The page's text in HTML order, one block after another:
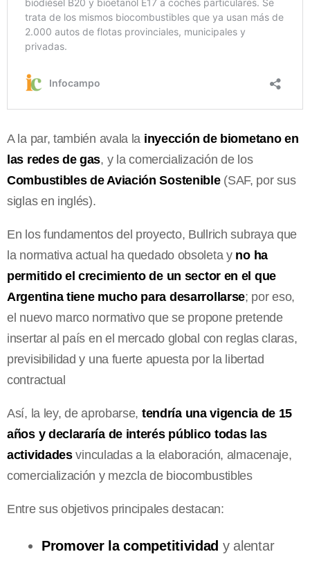
A la par, también avala la inyección de biometano en
las redes de gas, y la comercialización de los
Combustibles de Aviación Sostenible(SAF, por sus
siglas en inglés).
En los fundamentos del proyecto, Bullrich subraya que
la normativa actual ha quedado obsoleta y no ha
permitido el crecimiento de un sector en el que
Argentina tiene mucho para desarrollarse; por eso,
el nuevo marco normativo que se propone pretende
insertar al país en el mercado global con reglas claras,
previsibilidad y una fuerte apuesta por la libertad
contractual
Así, la ley, de aprobarse, tendría una vigencia de 15
años y declararía de interés público todas las
actividadesvinculadas a la elaboración, almacenaje,
comercialización y mezcla de biocombustibles
Entre sus objetivos principales destacan:
Promover la competitividad y alentar